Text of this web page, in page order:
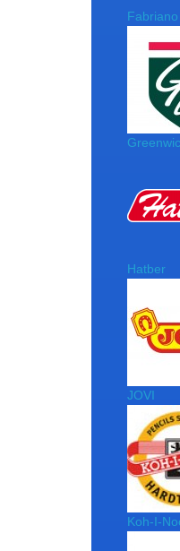
Fabriano
Hatber
JOVI
Koh-I-